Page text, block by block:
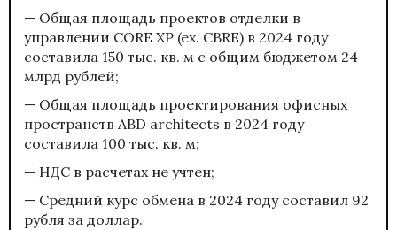
— Общая площадь проектов отделки в
управлении CORE XP (ex. CBRE) в 2024 году
составила 150 тыс. кв. м с общим бюджетом 24
млрд рублей;
— Общая площадь проектирования офисных
пространств ABD architects в 2024 году
составила 100 тыс. кв. м;
— НДС в расчетах не учтен;
— Средний курс обмена в 2024 году составил 92
рубля за доллар.